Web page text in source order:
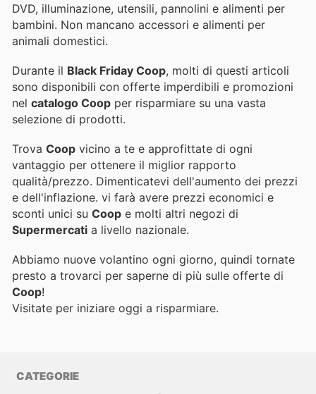
DVD, illuminazione, utensili, pannolini e alimenti per
bambini. Non mancano accessori e alimenti per
animali domestici.
Durante il Black Friday Coop, molti di questi articoli
sono disponibili con offerte imperdibili e promozioni
nel catalogo Coop per risparmiare su una vasta
selezione di prodotti.
Trova Coop vicino a te e approfittate di ogni
vantaggio per ottenere il miglior rapporto
qualità/prezzo. Dimenticatevi dell'aumento dei prezzi
e dell'inflazione. vi farà avere prezzi economici e
sconti unici su Coop e molti altri negozi di
Supermercati a livello nazionale.
Abbiamo nuove volantino ogni giorno, quindi tornate
presto a trovarci per saperne di più sulle offerte di
Coop!
Visitate per iniziare oggi a risparmiare.
CATEGORIE